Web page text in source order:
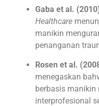
Gaba et al.
Healthcare
manikin
penanganan
Rosen et al.
menegaskan
berbasis
interprofesional